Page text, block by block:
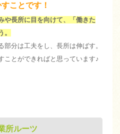
ことです！
や長所に目を向けて、「働きた
部分は工夫をし、長所は伸ばす。
ことができればと思っています♪
所ルーツ